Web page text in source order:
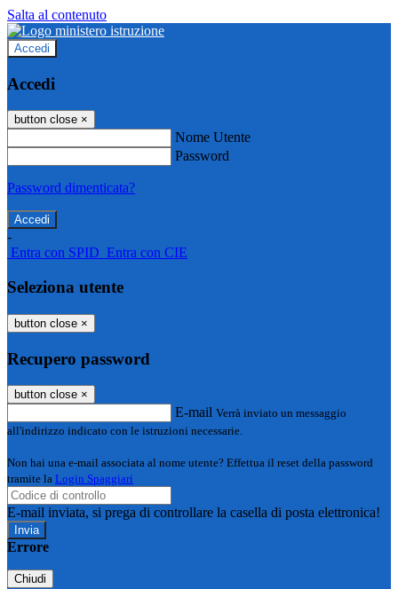
Salta al contenuto
Accedi
Accedi
button close ×
Nome Utente
Password
Password dimenticata?
-
Entra con SPID Entra con CIE
Seleziona utente
button close ×
Recupero password
button close ×
E-mail Verrà inviato un messaggio
all'indirizzo indicato con le istruzioni necessarie.
Non hai una e-mail associata al nome utente? Effettua il reset della password
tramite la Login Spaggiari
E-mail inviata, si prega di controllare la casella di posta elettronica!
Errore
Chiudi